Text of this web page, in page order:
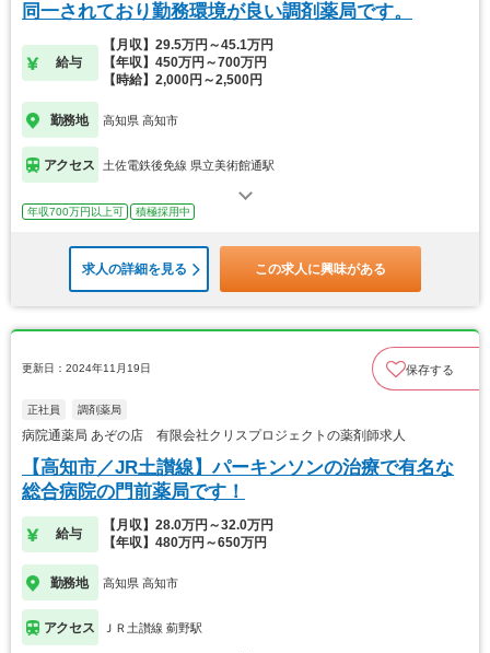
同一されており勤務環境が良い調剤薬局です。
給与
【月収】29.5万円～45.1万円
【年収】450万円～700万円
【時給】2,000円～2,500円
勤務地 高知県 高知市
アクセス 土佐電鉄後免線 県立美術館通駅
年収700万円以上可 積極採用中
求人の詳細を見る この求人に興味がある
更新日：2024年11月19日 保存する
正社員 調剤薬局
病院通薬局 あぞの店 有限会社クリスプロジェクトの薬剤師求人
【高知市／JR土讃線】パーキンソンの治療で有名な
総合病院の門前薬局です！
給与
【月収】28.0万円～32.0万円
【年収】480万円～650万円
勤務地 高知県 高知市
アクセス ＪＲ土讃線 薊野駅